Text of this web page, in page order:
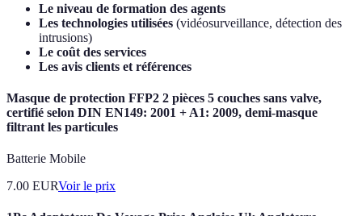
Le niveau de formation des agents
Les technologies utilisées (vidéosurveillance, détection des
intrusions)
Le coût des services
Les avis clients et références
Masque de protection FFP2 2 pièces 5 couches sans valve,
certifié selon DIN EN149: 2001 + A1: 2009, demi-masque
filtrant les particules
Batterie Mobile
7.00 EURVoir le prix